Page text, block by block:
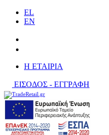
EL
EN
H ΕΤΑΙΡΙΑ
ΕΙΣΟΔΟΣ - ΕΓΓΡΑΦΗ